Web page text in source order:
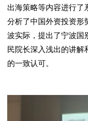
出海策略等内容进行了
分析了中国外资投资形
波实际，提出了宁波国
民院长深入浅出的讲解
的一致认可。